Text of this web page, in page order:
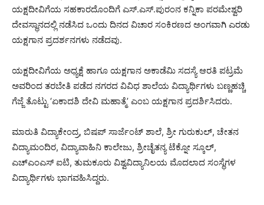
ಯಕ್ಷದೀವಿಗೆಯ ಸಹಕಾರದೊಂದಿಗೆ ಎಸ್.ಎಸ್.ಪುರಂನ ಕನ್ನಿಕಾ ಪರಮೇಶ್ವರಿ
ದೇವಸ್ಥಾನದಲ್ಲಿ ನಡೆಸಿದ ಒಂದು ದಿನದ ವಿಚಾರ ಸಂಕಿರಣದ ಅಂಗವಾಗಿ ಎರಡು
ಯಕ್ಷಗಾನ ಪ್ರದರ್ಶನಗಳು ನಡೆದವು.
ಯಕ್ಷದೀವಿಗೆಯ ಅಧ್ಯಕ್ಷೆ ಹಾಗೂ ಯಕ್ಷಗಾನ ಅಕಾಡೆಮಿ ಸದಸ್ಯೆ ಆರತಿ ಪಟ್ರಮೆ
ಅವರಿಂದ ತರಬೇತಿ ಪಡೆದ ನಗರದ ವಿವಿಧ ಶಾಲೆಯ ವಿದ್ಯಾರ್ಥಿಗಳು ಬಣ್ಣಹಚ್ಚಿ
ಗೆಜ್ಜೆ ತೊಟ್ಟು ‘ಏಕಾದಶಿ ದೇವಿ ಮಹಾತ್ಮೆ’ ಎಂಬ ಯಕ್ಷಗಾನ ಪ್ರದರ್ಶಿಸಿದರು.
ಮಾರುತಿ ವಿದ್ಯಾಕೇಂದ್ರ, ಬಿಷಪ್ ಸಾರ್ಜೆಂಟ್ ಶಾಲೆ, ಶ್ರೀ ಗುರುಕುಲ್, ಚೇತನ
ವಿದ್ಯಾಮಂದಿರ, ವಿದ್ಯಾವಾಹಿನಿ ಕಾಲೇಜು, ಶ್ರೀಚೈತನ್ಯ ಟೆಕ್ನೋ ಸ್ಕೂಲ್,
ಎಚ್‍ಎಂಎಸ್ ಐಟಿ, ತುಮಕೂರು ವಿಶ್ವವಿದ್ಯಾನಿಲಯ ಮೊದಲಾದ ಸಂಸ್ಥೆಗಳ
ವಿದ್ಯಾರ್ಥಿಗಳು ಭಾಗವಹಿಸಿದ್ದರು.